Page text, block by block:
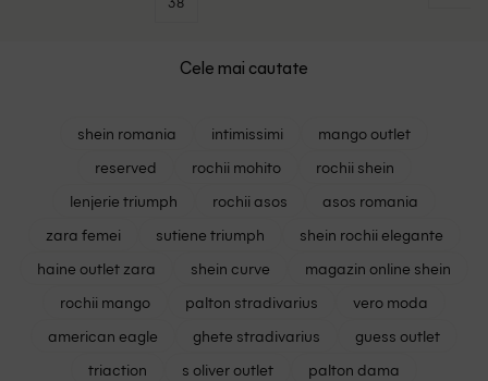
Cele mai cautate
shein romania intimissimi
mango outlet
reserved
rochii mohito
rochii shein
lenjerie triumph
rochii asos
asos romania
zara femei
sutiene triumph
shein rochii elegante
haine outlet zara
shein curve
magazin online shein
rochii mango
palton stradivarius
vero moda
american eagle
ghete stradivarius
guess outlet
triaction
s oliver outlet
palton dama